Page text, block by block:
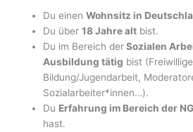
Du einenWohnsitz in
Du über18 Jahre alt bist.
Du im Bereich derSozialen
Ausbildung tätig bist
Bildung/Jugendarbeit,
Sozialarbeiter*innen…).
Du Erfahrung im Bereich der
hast.